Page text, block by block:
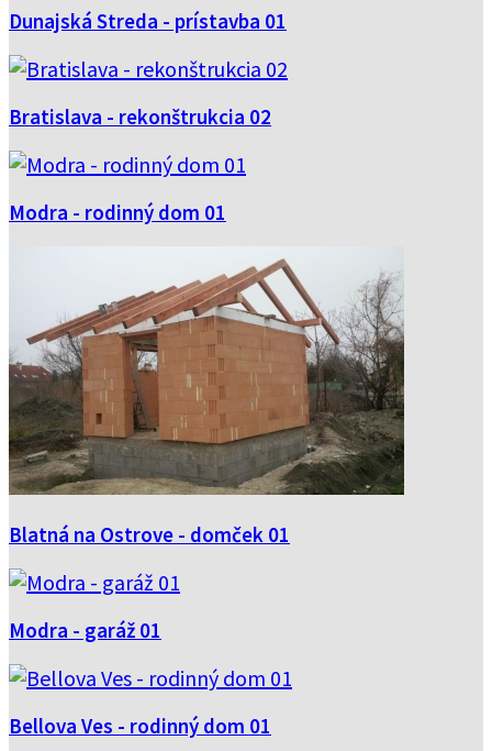
Dunajská Streda - prístavba 01
Bratislava - rekonštrukcia 02
Modra - rodinný dom 01
Blatná na Ostrove - domček 01
Modra - garáž 01
Bellova Ves - rodinný dom 01